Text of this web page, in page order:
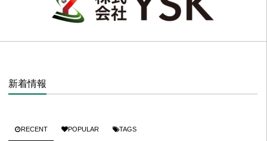
新着情報
RECENT POPULAR TAGS